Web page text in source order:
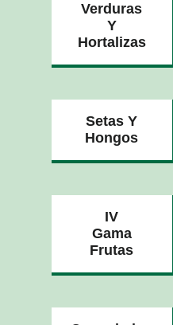
Verduras
Y
Hortalizas
Setas Y
Hongos
IV
Gama
Frutas